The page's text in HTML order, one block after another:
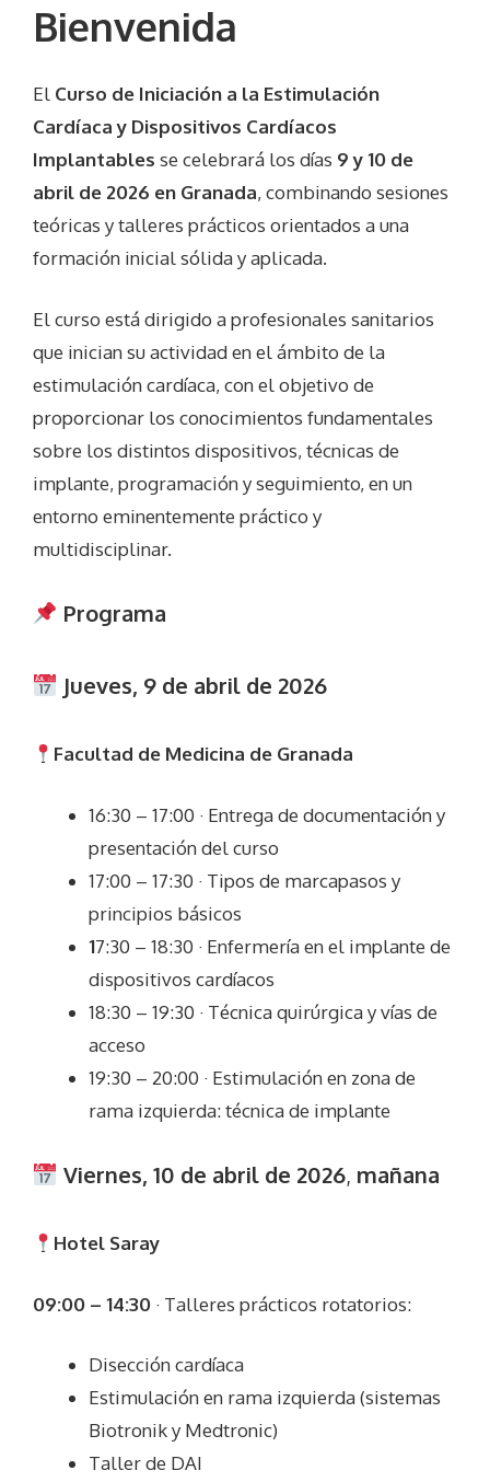
Bienvenida
El Curso de Iniciación a la Estimulación
Cardíaca y Dispositivos Cardíacos
Implantables se celebrará los días 9 y 10 de
abril de 2026 en Granada, combinando sesiones
teóricas y talleres prácticos orientados a una
formación inicial sólida y aplicada.
El curso está dirigido a profesionales sanitarios
que inician su actividad en el ámbito de la
estimulación cardíaca, con el objetivo de
proporcionar los conocimientos fundamentales
sobre los distintos dispositivos, técnicas de
implante, programación y seguimiento, en un
entorno eminentemente práctico y
multidisciplinar.
Programa
Jueves, 9 de abril de 2026
Facultad de Medicina de Granada
16:30 – 17:00 · Entrega de documentación y
presentación del curso
17:00 – 17:30 · Tipos de marcapasos y
principios básicos
17:30 – 18:30 · Enfermería en el implante de
dispositivos cardíacos
18:30 – 19:30 · Técnica quirúrgica y vías de
acceso
19:30 – 20:00 · Estimulación en zona de
rama izquierda: técnica de implante
Viernes, 10 de abril de 2026, mañana
Hotel Saray
09:00 – 14:30 · Talleres prácticos rotatorios:
Disección cardíaca
Estimulación en rama izquierda (sistemas
Biotronik y Medtronic)
Taller de DAI